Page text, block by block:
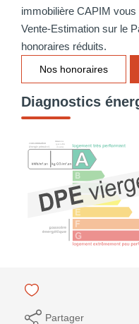
immobilière CAPIM
Vente-Estimation sur le
honoraires réduits.
Nos honoraires
Diagnostics
Partager